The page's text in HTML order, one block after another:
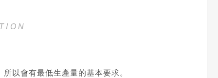
以會有最低生產量的基本要求。